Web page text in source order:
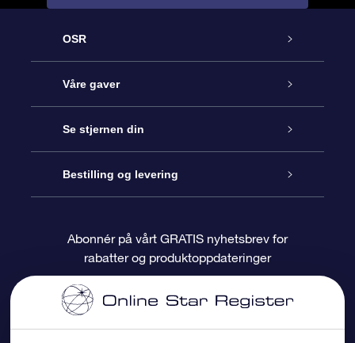
OSR
Kundeservice
Kontakt oss
Bloggen
Anmeldelser
Våre gaver
Online Stjernegave
OSR Gavepakke
OSR-gavekortet
Bedriftsgaver
Se stjernen din
Star Register
Pesontilpasset stjerneside
One Million Stars
Bestilling og levering
Betalingsinformasjon
Fraktinformasjon
Abonnér på vårt GRATIS nyhetsbrev for
rabatter og produktoppdateringer